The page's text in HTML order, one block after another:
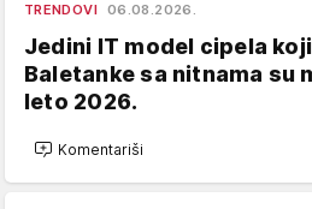
TRENDOVI 06.08.2026.
Jedini IT model cipela
Baletanke sa nitnama su
leto 2026.
Komentariši